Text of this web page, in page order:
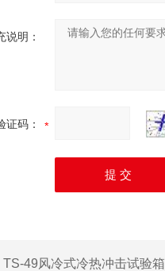
说明：
证码：
TS-49风冷式冷热冲击试验箱